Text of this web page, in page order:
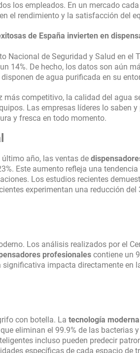
los empleados. En un mercado
el rendimiento y la satisfacción del
de España invierten en
Nacional de Seguridad y Salud en el
14%. De hecho, los datos son aún
de agua purificada en su
competitivo, la calidad del agua
Las empresas líderes lo saben
y fresca en todo momento.
año, las ventas de
Este aumento refleja una
Los estudios recientes
experimentan una reducción del
Los análisis realizados por el
profesionales contiene un
impacta directamente en
con botella. La tecnología moderna
eliminan el 99.9% de las bacterias
incluso pueden predecir
específicas de cada espacio de